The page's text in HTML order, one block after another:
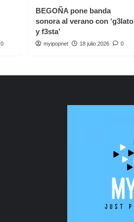
0
BEGOÑA pone banda
sonora al verano con ‘g3lato
y f3sta’
myipopnet 18 julio 2026 0